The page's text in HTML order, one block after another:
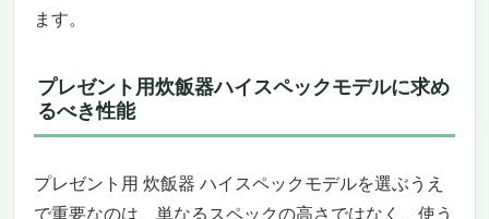
体験を贈るという新しい選択肢
今こそ決断の時
（ソリッドシルバー）専用レシピブック付
RP23A-SV
ます。
プレゼント用炊飯器ハイスペックモデルに求め
るべき性能
プレゼント用 炊飯器 ハイスペックモデルを選ぶうえ
で重要なのは、単なるスペックの高さではなく、使う